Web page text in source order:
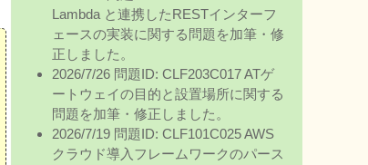
Lambda と連携したRESTインターフ
ェースの実装に関する問題を加筆・修
正しました。
2026/7/26 問題ID: CLF203C017 ATゲ
ートウェイの目的と設置場所に関する
問題を加筆・修正しました。
2026/7/19 問題ID: CLF101C025 AWS
クラウド導入フレームワークのパース